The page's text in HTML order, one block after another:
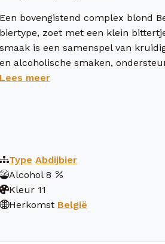
Een bovengistend complex blond
biertype, zoet met een klein
smaak is een samenspel van
en alcoholische smaken,
Lees meer
Type Abdijbier
Alcohol 8
Kleur 11
Herkomst België